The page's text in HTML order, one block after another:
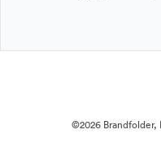
©2026 Brandfolder,